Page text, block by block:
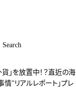
Search
」を放置中！？直近の海
”リアルレポート」プレ